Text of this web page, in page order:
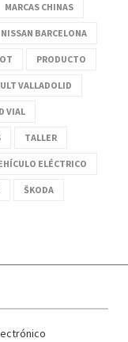
MARCAS CHINAS
NISSAN BARCELONA
PRODUCTO
VALLADOLID
VIAL
TALLER
ELÉCTRICO
ŠKODA